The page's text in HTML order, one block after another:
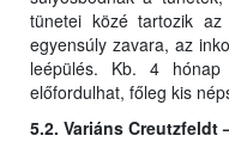
tünetei közé tartozik
egyensúly zavara, az
leépülés. Kb. 4 hónap
előfordulhat, főleg kis
5.2. Variáns Creutzfeldt